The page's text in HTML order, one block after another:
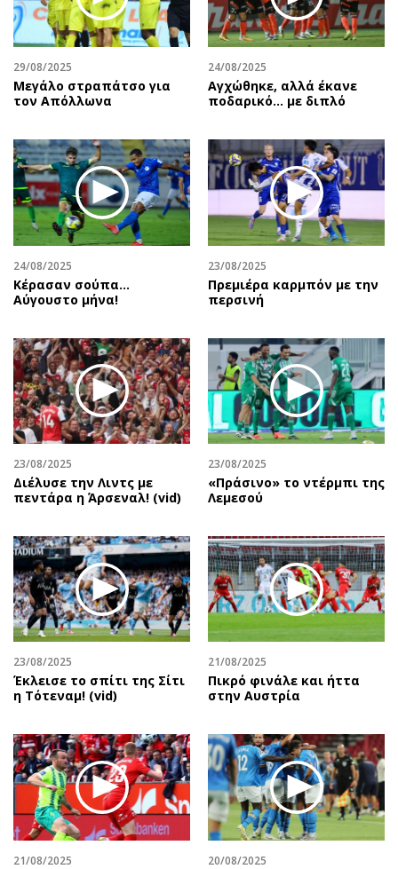
29/08/2025
Μεγάλο στραπάτσο για
τον Απόλλωνα
24/08/2025
Αγχώθηκε, αλλά έκανε
ποδαρικό… με διπλό
24/08/2025
Κέρασαν σούπα…
Αύγουστο μήνα!
23/08/2025
Πρεμιέρα καρμπόν με την
περσινή
23/08/2025
Διέλυσε την Λιντς με
πεντάρα η Άρσεναλ! (vid)
23/08/2025
«Πράσινο» το ντέρμπι της
Λεμεσού
23/08/2025
Έκλεισε το σπίτι της Σίτι
η Τότεναμ! (vid)
21/08/2025
Πικρό φινάλε και ήττα
στην Αυστρία
21/08/2025 20/08/2025